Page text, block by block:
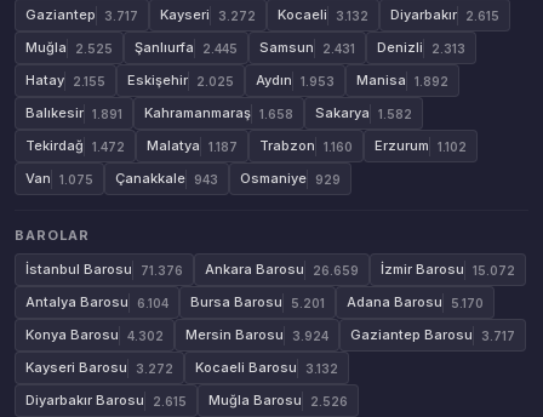
Gaziantep 3.717 Kayseri 3.272 Kocaeli 3.132 Diyarbakır 2.615
Muğla 2.525 Şanlıurfa 2.445 Samsun 2.431 Denizli 2.313
Hatay 2.155 Eskişehir 2.025 Aydın 1.953 Manisa 1.892
Balıkesir 1.891 Kahramanmaraş 1.658 Sakarya 1.582
Tekirdağ 1.472 Malatya 1.187 Trabzon 1.160 Erzurum 1.102
Van 1.075 Çanakkale 943 Osmaniye 929
BAROLAR
İstanbul Barosu
71.376 Ankara Barosu 26.659 İzmir Barosu 15.072
Antalya Barosu 6.104 Bursa Barosu 5.201 Adana Barosu 5.170
Konya Barosu 4.302 Mersin Barosu 3.924 Gaziantep Barosu 3.717
Kayseri Barosu 3.272 Kocaeli Barosu 3.132
Diyarbakır Barosu 2.615 Muğla Barosu 2.526